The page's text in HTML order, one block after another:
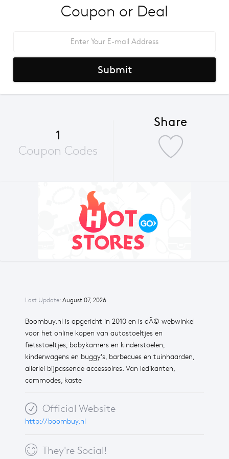
Last Update: August 07, 2026
Boombuy.nl is opgericht in 2010 en is dÃ© webwinkel
voor het online kopen van autostoeltjes en
fietsstoeltjes, babykamers en kinderstoelen,
kinderwagens en buggy's, barbecues en tuinhaarden,
allerlei bijpassende accessoires. Van ledikanten,
commodes, kaste
Official Website
http://boombuy.nl
They're Social!
Coupon or Deal
Submit
1
Coupon Codes
Share